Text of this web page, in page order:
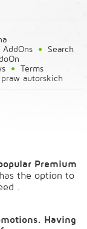
AddOns
Search
Terms
praw autorskich
Premium
the option to
.
Having